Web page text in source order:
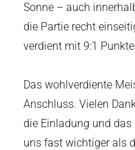
Sonne – auch
die Partie recht
verdient mit 9:1
Das wohlverdiente
Anschluss. Vielen
die Einladung und
uns fast wichtiger als